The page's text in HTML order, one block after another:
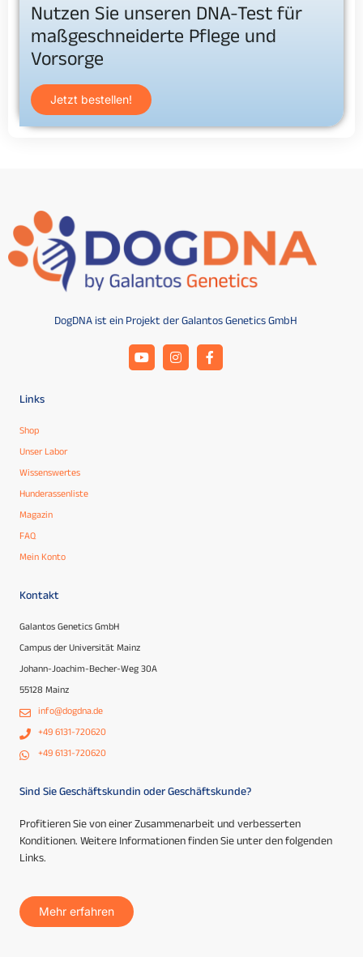
Nutzen Sie unseren DNA-Test für
maßgeschneiderte Pflege und
Vorsorge
Jetzt bestellen!
DogDNA ist ein Projekt der Galantos Genetics GmbH
Links
Shop
Unser Labor
Wissenswertes
Hunderassenliste
Magazin
FAQ
Mein Konto
Kontakt
Galantos Genetics GmbH
Campus der Universität Mainz
Johann-Joachim-Becher-Weg 30A
55128 Mainz
info@dogdna.de
+49 6131-720620
+49 6131-720620
Sind Sie Geschäftskundin oder Geschäftskunde?
Profitieren Sie von einer Zusammenarbeit und verbesserten
Konditionen. Weitere Informationen finden Sie unter den folgenden
Links.
Mehr erfahren